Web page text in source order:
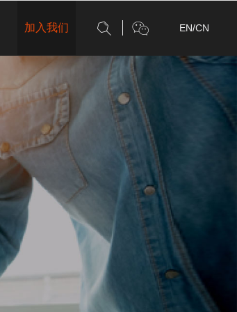
EN/CN
加入我们